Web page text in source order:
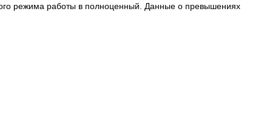
режима работы в полноценный. Данные о превышениях